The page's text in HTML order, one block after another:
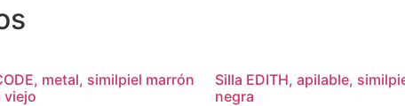
metal, similpiel marrón
viejo
Silla EDITH, apilable,
negra